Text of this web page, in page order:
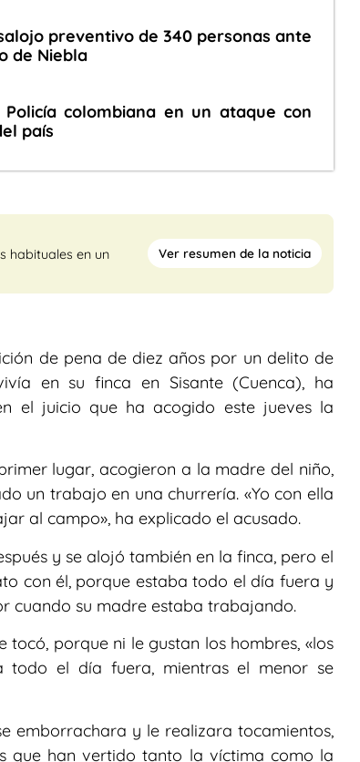
preventivo de 340 personas ante
de Niebla
colombiana en un ataque con
país
habituales en un
Ver resumen de la noticia
de pena de diez años por un delito de
en su finca en Sisante (Cuenca), ha
el juicio que ha acogido este jueves la
lugar, acogieron a la madre del niño,
un trabajo en una churrería. «Yo con ella
al campo», ha explicado el acusado.
y se alojó también en la finca, pero el
con él, porque estaba todo el día fuera y
cuando su madre estaba trabajando.
tocó, porque ni le gustan los hombres, «los
todo el día fuera, mientras el menor se
emborrachara y le realizara tocamientos,
que han vertido tanto la víctima como la